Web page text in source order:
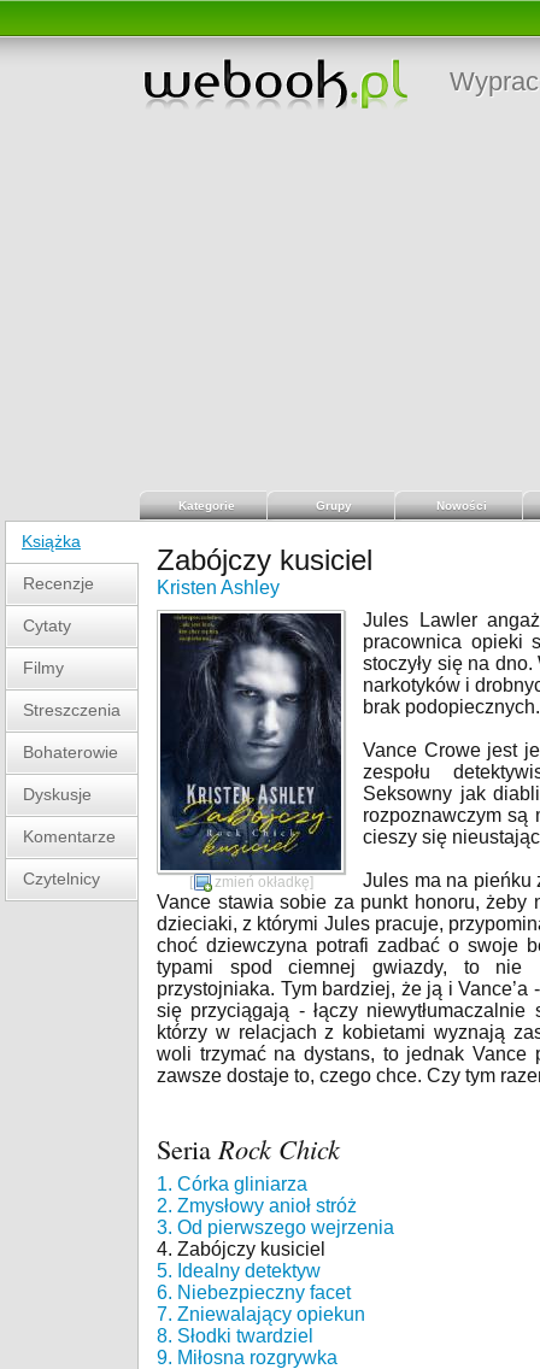
Kategorie Grupy Nowości
Książka
Recenzje
Cytaty
Filmy
Streszczenia
Bohaterowie
Dyskusje
Komentarze
Czytelnicy
Zabójczy kusiciel
Kristen Ashley
[ zmień okładkę]
Jules Lawler
pracownica opieki
stoczyły się na
narkotyków i
brak podopiecznych.
Vance Crowe jest
zespołu
Seksowny jak
rozpoznawczym są
cieszy się
Jules ma na pieńku
Vance stawia sobie za punkt honoru, żeby
dzieciaki, z którymi Jules pracuje,
choć dziewczyna potrafi zadbać o swoje
typami spod ciemnej gwiazdy, to nie
przystojniaka. Tym bardziej, że ją i
się przyciągają - łączy
którzy w relacjach z kobietami wyznają
woli trzymać na dystans, to jednak Vance
zawsze dostaje to, czego chce. Czy tym
SeriaRock Chick
1. Córka gliniarza
2. Zmysłowy anioł stróż
3. Od pierwszego wejrzenia
4. Zabójczy kusiciel
5. Idealny detektyw
6. Niebezpieczny facet
7. Zniewalający opiekun
8. Słodki twardziel
9. Miłosna rozgrywka